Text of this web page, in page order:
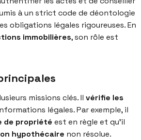
à un strict code de déontologie
obligations légales rigoureuses. En
immobilières, son rôle est
missions clés. Il vérifie les
légales. Par exemple, il
de propriété est en règle et qu’il
hypothécaire non résolue.